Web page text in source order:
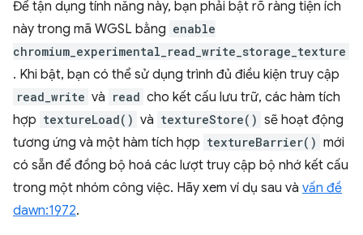
Để tận dụng tính năng này, bạn phải bật rõ ràng tiện ích
này trong mã WGSL bằng enable
chromium_experimental_read_write_storage_texture
. Khi bật, bạn có thể sử dụng trình đủ điều kiện truy cập
read_write và read cho kết cấu lưu trữ, các hàm tích
hợp textureLoad() và textureStore() sẽ hoạt động
tương ứng và một hàm tích hợp textureBarrier() mới
có sẵn để đồng bộ hoá các lượt truy cập bộ nhớ kết cấu
trong một nhóm công việc. Hãy xem ví dụ sau và vấn đề
dawn:1972.